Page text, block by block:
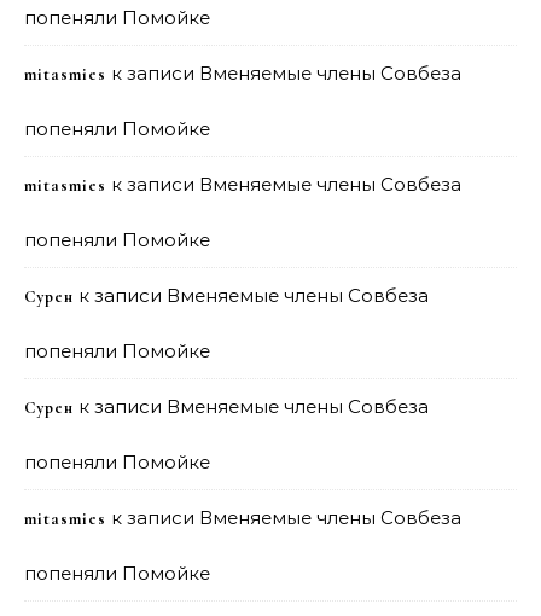
попеняли Помойке
mitasmies к записи Вменяемые члены Совбеза
попеняли Помойке
mitasmies к записи Вменяемые члены Совбеза
попеняли Помойке
Сурен к записи Вменяемые члены Совбеза
попеняли Помойке
Сурен к записи Вменяемые члены Совбеза
попеняли Помойке
mitasmies к записи Вменяемые члены Совбеза
попеняли Помойке